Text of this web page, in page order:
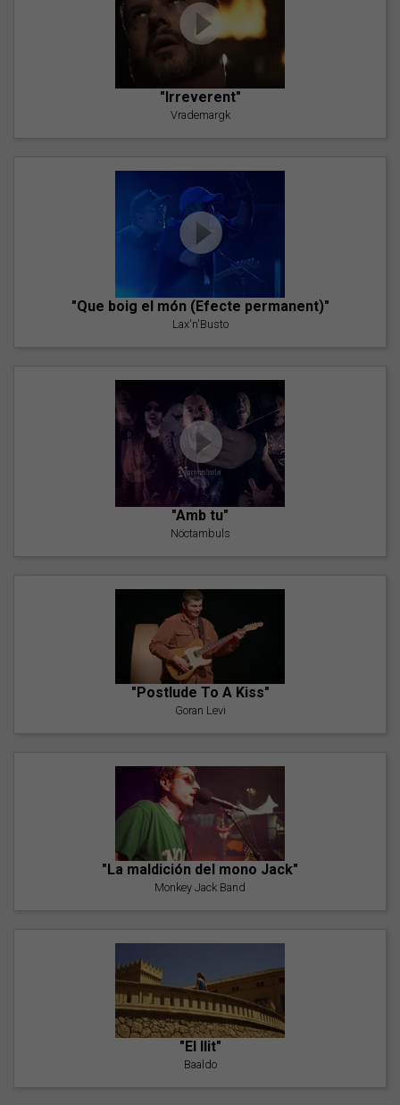
"Irreverent"
Vrademargk
"Que boig el món (Efecte permanent)"
Lax'n'Busto
"Amb tu"
Nöctambuls
"Postlude To A Kiss"
Goran Levi
"La maldición del mono Jack"
Monkey Jack Band
"El llit"
Baaldo